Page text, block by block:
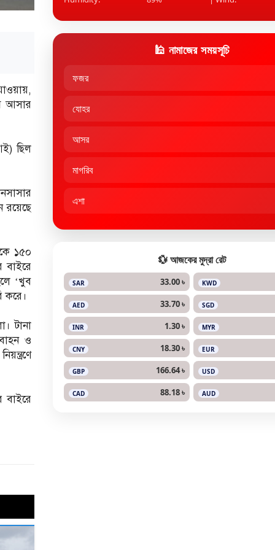
আসার
ছিল
রয়েছে
১৫০
বাইরে
‘খুব
করে।
টানা
ও
বাইরে
🕌 নামাজের সময়সূচি
ফজর
যোহর
আসর
মাগরিব
এশা
💱 আজকের মুদ্রা রেট
SAR 33.00 ৳ KWD
AED 33.70 ৳ SGD
INR 1.30 ৳ MYR
CNY 18.30 ৳ EUR
GBP 166.64 ৳ USD
CAD 88.18 ৳ AUD